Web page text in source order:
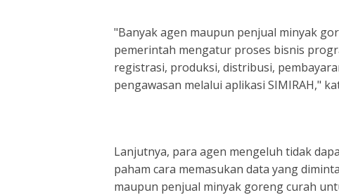
"Banyak agen maupun penjual minyak
pemerintah mengatur proses bisnis
registrasi, produksi, distribusi,
pengawasan melalui aplikasi SIMIRAH,"
Lanjutnya, para agen mengeluh tidak
paham cara memasukan data yang
maupun penjual minyak goreng curah